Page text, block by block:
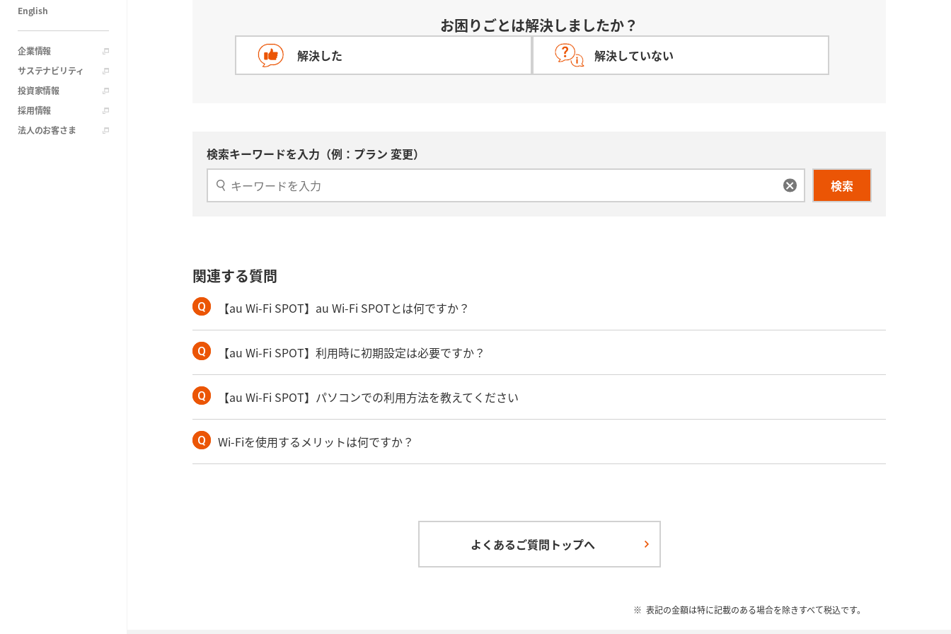
English
企業情報
サステナビリティ
投資家情報
採用情報
法人のお客さま
お困りごとは解決しましたか？
解決した 解決していない
検索キーワードを入力（例：プラン 変更）
検索
関連する質問
【au Wi-Fi SPOT】au Wi-Fi SPOTとは何ですか？
【au Wi-Fi SPOT】利用時に初期設定は必要ですか？
【au Wi-Fi SPOT】パソコンでの利用方法を教えてください
Wi-Fiを使用するメリットは何ですか？
よくあるご質問トップへ
表記の金額は特に記載のある場合を除きすべて税込です。